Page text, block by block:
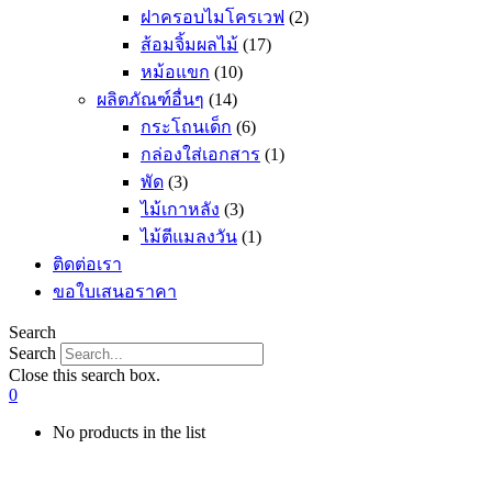
ฝาครอบไมโครเวฟ (2)
ส้อมจิ้มผลไม้ (17)
หม้อแขก (10)
ผลิตภัณฑ์อื่นๆ (14)
กระโถนเด็ก (6)
กล่องใส่เอกสาร (1)
พัด (3)
ไม้เกาหลัง (3)
ไม้ตีแมลงวัน (1)
ติดต่อเรา
ขอใบเสนอราคา
Search
Search
Close this search box.
0
No products in the list